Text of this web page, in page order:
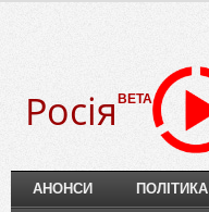
Росія BETA
АНОНСИ ПОЛІТИКА